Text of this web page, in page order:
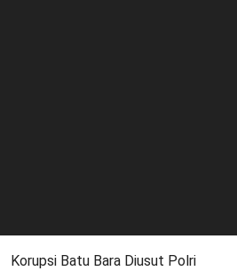
Korupsi Batu Bara Diusut Polri